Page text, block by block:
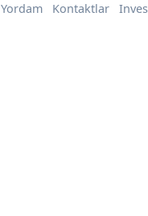
Yordam Kontaktlar